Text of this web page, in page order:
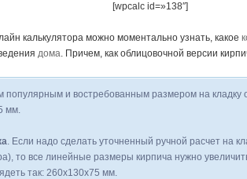
[wpcalc id=»138″]
калькулятора можно моментально узнать, какое
дома. Причем, как облицовочной версии
популярным и востребованным размером на кладку
мм.
. Если надо сделать уточненный ручной расчет на
то все линейные размеры кирпича нужно
так: 260x130x75 мм.